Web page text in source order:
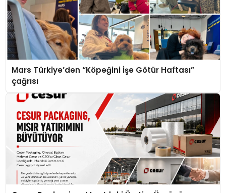
Mars Türkiye’den “Köpeğini İşe Götür Haftası”
çağrısı